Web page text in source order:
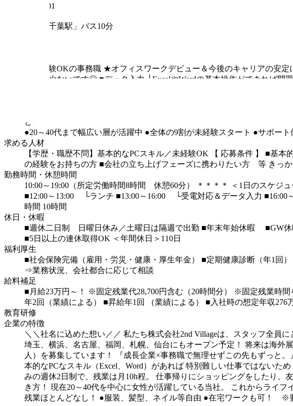
260-0001
各線「千葉駅」バス10分
★未経験OKの事務職 ★オフィスワークデビュー＆今後のキャリアの安定
応数は少ないです◎ ■データ入力 └ExcelやWordの基本操作ができれば問
とが好きな方には
●20～40代まで幅広い層が活躍中 ●全体の9割が未経験スタート ●サポート
求める人材
【学歴・職歴不問】基本的なPCスキル／未経験OK
【 応募条件 】 ■基本
の経験をお持ちの方 ■会社の立ち上げフェーズに携わりたい方 等 きっ
勤務時間・休憩時間
10:00～19:00（所定労働時間8時間 休憩60分）
＊＊＊＊ ＜1日のスケジ
■12:00～13:00
└ランチ ■13:00～16:00 └受電対応＆データ入力 ■16:00
時間 10時間
休日・休暇
■週休二日制 日曜日休み／土曜日は隔週で出勤 ■年末年始休暇 ■GW
■5日以上の連休取得OK ＜年間休日＞110日
福利厚生
■社会保険完備（雇用・労災・健康・厚生年金）
■定期健康診断（年1回）
⇒業務状況、会社都合に応じて相談
給料補足
■月給23万円～！
※固定残業代28,700円含む（20時間分） ※固定残業時間
年2回（業績による）
■昇給年1回 （業績による）
■入社時の想定年収276
教育研修
企業の特徴
＼＼社名に込めた想い／／ 私たち株式会社2nd Villageは、スタッフ全員に
埼玉、横浜、名古屋、福岡、札幌、仙台にもオープン予定！
将来は海外
人）を募集しています！
『成長企業×事務職で無理せずこの先もずっと。
本的なPCなスキル（Excel、Word）があれば 特別難しい仕事ではないため
みの週休2日制で、残業は月10h程。
仕事帰りにショッピングをしたり、
き方！
現在20～40代を中心に女性が活躍している当社。 これからライフ
残業ほとんどなし！
●服装、髪型、ネイル等自由 ●在宅ワークも可！ ※